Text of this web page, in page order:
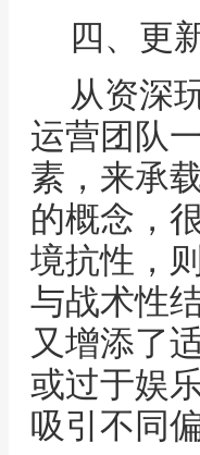
四、更
从资深
运营团队
素，来承
的概念，
境抗性，
与战术性
又增添了
或过于娱
吸引不同